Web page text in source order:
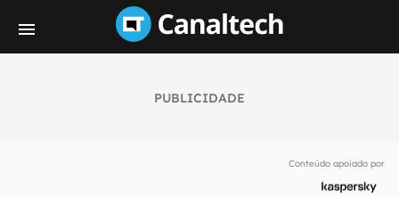
PUBLICIDADE
Conteúdo apoiado por
notícias e reviews sobre tecnologia em primeira